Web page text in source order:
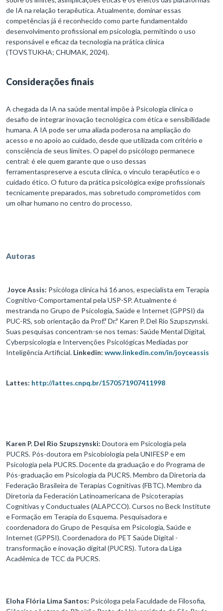
de IA na relação terapêutica. Atualmente, dominar essas
competências já é reconhecido como parte fundamentaldo
desenvolvimento profissional em psicologia, permitindo o uso
responsável e eficaz da tecnologia na prática clínica
(TOVSTUKHA; CHUMAK, 2024).
Considerações finais
A chegada da IA na saúde mental impõe à Psicologia clínica o
desafio de integrar inovação tecnológica com ética e sensibilidade
humana. A IA pode ser uma aliada poderosa na ampliação do
acesso e no apoio ao cuidado, desde que utilizada com critério e
consciência de seus limites. O papel do psicólogo permanece
central: é ele quem garante que o uso dessas
ferramentaspreserve a escuta clínica, o vínculo terapêutico e o
cuidado ético. O futuro da prática psicológica exige profissionais
tecnicamente preparados, mas sobretudo comprometidos com
um olhar humano no centro do processo.
Autoras
Joyce Assis: Psicóloga clínica há 16 anos, especialista em Terapia
Cognitivo-Comportamental pela USP-SP. Atualmente é
mestranda no Grupo de Psicologia, Saúde e Internet (GPPSI) da
PUC-RS, sob orientação da Prof.ª Dr.ª Karen P. Del Rio Szupszynski.
Suas pesquisas concentram-se nos temas: Saúde Mental Digital,
Cyberpsicologia e Intervenções Psicológicas Mediadas por
Inteligência Artificial. Linkedin: www.linkedin.com/in/joyceassis
Lattes: http://lattes.cnpq.br/1570571907411998
Karen P. Del Rio Szupszynski: Doutora em Psicologia pela
PUCRS. Pós-doutora em Psicobiologia pela UNIFESP e em
Psicologia pela PUCRS. Docente da graduação e do Programa de
Pós-graduação em Psicologia da PUCRS. Membro da Diretoria da
Federação Brasileira de Terapias Cognitivas (FBTC). Membro da
Diretoria da Federación Latinoamericana de Psicoterapias
Cognitivas y Conductuales (ALAPCCO). Cursos no Beck Institute
e Formação em Terapia do Esquema. Pesquisadora e
coordenadora do Grupo de Pesquisa em Psicologia, Saúde e
Internet (GPPSI). Coordenadora do PET Saúde Digital -
transformação e inovação digital (PUCRS). Tutora da Liga
Acadêmica de TCC da PUCRS.
Eloha Flória Lima Santos: Psicóloga pela Faculdade de Filosofia,